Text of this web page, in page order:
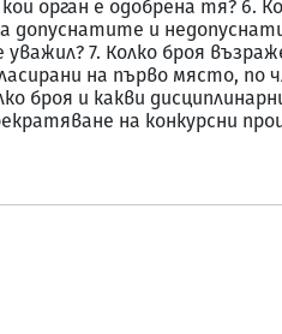
орган е одобрена тя? 6.
и
7. Колко броя
на първо място, по
броя и какви
на конкурсни